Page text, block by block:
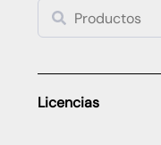
Licencias